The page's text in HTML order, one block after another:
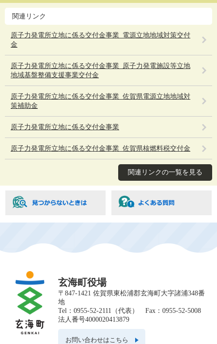
関連リンク
原子力発電所立地に係る交付金事業_電源立地地域対策交付
金
原子力発電所立地に係る交付金事業_原子力発電施設等立地
地域基盤整備支援事業交付金
原子力発電所立地に係る交付金事業_佐賀県電源立地地域対
策補助金
原子力発電所立地に係る交付金事業
原子力発電所立地に係る交付金事業_佐賀県核燃料税交付金
関連リンクの一覧を見る
玄海町役場
〒847-1421 佐賀県東松浦郡玄海町大字諸浦348番
地
Tel：0955-52-2111（代表） Fax：0955-52-5008
法人番号4000020413879
お問い合わせはこちら